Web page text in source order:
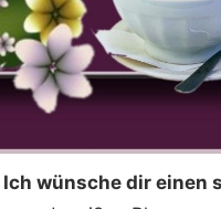
Ich wünsche dir einen